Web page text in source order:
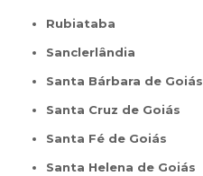
Rubiataba
Sanclerlândia
Santa Bárbara de Goiás
Santa Cruz de Goiás
Santa Fé de Goiás
Santa Helena de Goiás